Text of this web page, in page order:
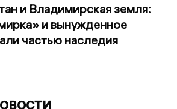
и Владимирская земля:
и вынужденное
частью наследия